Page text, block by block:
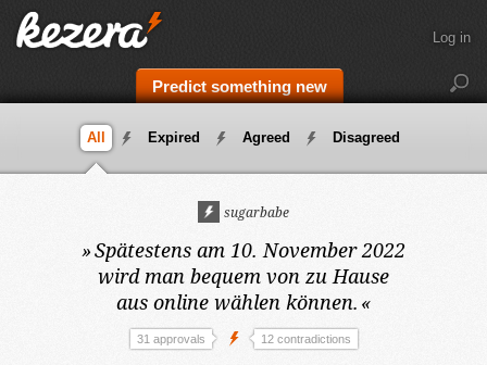
Predict something new
Log in
All Expired Agreed Disagreed
sugarbabe
»Spätestens am 10. November 2022
wird man bequem von zu Hause
aus online wählen können. «
31 approvals 12 contradictions